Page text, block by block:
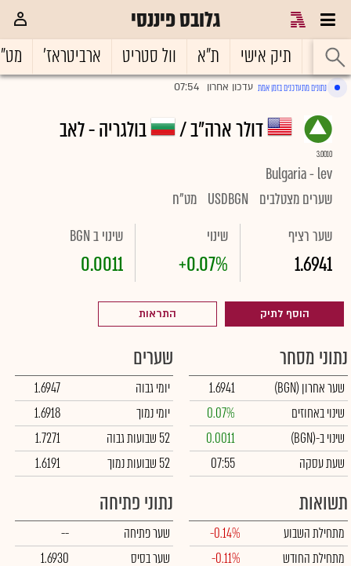
גלובס פיננסי
ראשי תיק אישי ת"א וול סטריט ארביטראז'
נתונים מתעדכנים בזמן אמת |עדכון אחרון 07:54
דולר ארה"ב / בולגריה - לאב
3.0010
Bulgaria - lev
שערים מצטלבים
USDBGN מט"ח
שער רציף
1.6941
שינוי
+0.07%
שינוי ב BGN
0.0011
הוסף לתיק התראות
נתוני מסחר
שער אחרון (BGN)
1.6941
שינוי באחוזים
0.07%
שינוי ב-(BGN)
0.0011
שעת עסקה
07:55
שערים
יומי גבוה
1.6947
יומי נמוך
1.6918
52 שבועות גבוה
1.7271
52 שבועות נמוך
1.6191
תשואות
מתחילת השבוע
-0.14%
מתחילת החודש
-0.11%
נתוני פתיחה
שער פתיחה
--
שער בסיס
1.6930